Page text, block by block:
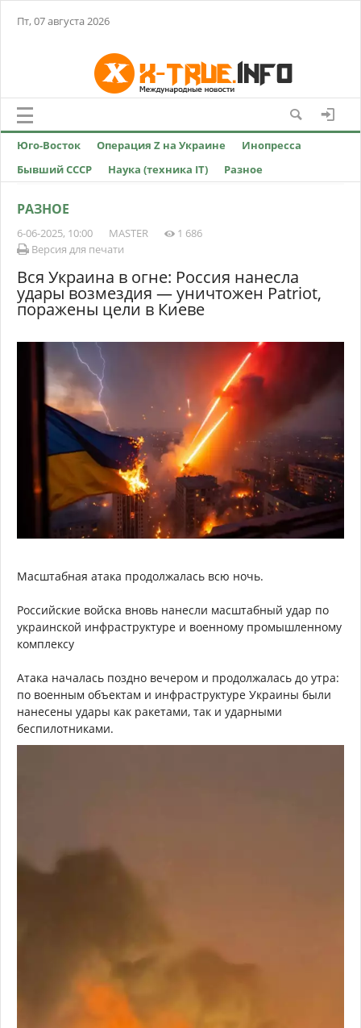
Пт, 07 августа 2026
Юго-Восток Операция Z на Украине
Инопресса
Бывший СССР
Наука (техника IT) Разное
РАЗНОЕ
6-06-2025, 10:00 MASTER
1 686
Версия для печати
Вся Украина в огне: Россия нанесла
удары возмездия — уничтожен Patriot,
поражены цели в Киеве
Масштабная атака продолжалась всю ночь.
Российские войска вновь нанесли масштабный удар по
украинской инфраструктуре и военному промышленному
комплексу
Атака началась поздно вечером и продолжалась до утра:
по военным объектам и инфраструктуре Украины были
нанесены удары как ракетами, так и ударными
беспилотниками.